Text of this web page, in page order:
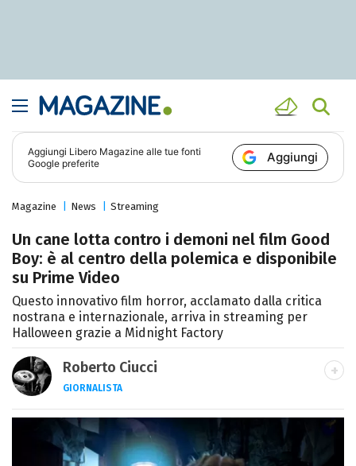
Aggiungi Libero Magazine alle tue fonti
Google preferite
Aggiungi
Magazine News Streaming
Un cane lotta contro i demoni nel film Good
Boy: è al centro della polemica e disponibile
su Prime Video
Questo innovativo film horror, acclamato dalla critica
nostrana e internazionale, arriva in streaming per
Halloween grazie a Midnight Factory
Roberto Ciucci
GIORNALISTA
INSTAGRAM
FACEBOOK
Appassionato di sport, avido consumatore
di manga e film, cultore di tutto ciò che è